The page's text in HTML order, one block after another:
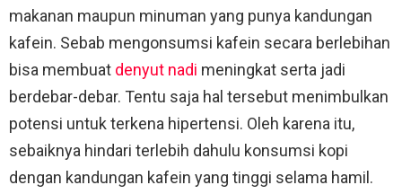
makanan maupun minuman yang punya kandungan
kafein. Sebab mengonsumsi kafein secara berlebihan
bisa membuat denyut nadi meningkat serta jadi
berdebar-debar. Tentu saja hal tersebut menimbulkan
potensi untuk terkena hipertensi. Oleh karena itu,
sebaiknya hindari terlebih dahulu konsumsi kopi
dengan kandungan kafein yang tinggi selama hamil.